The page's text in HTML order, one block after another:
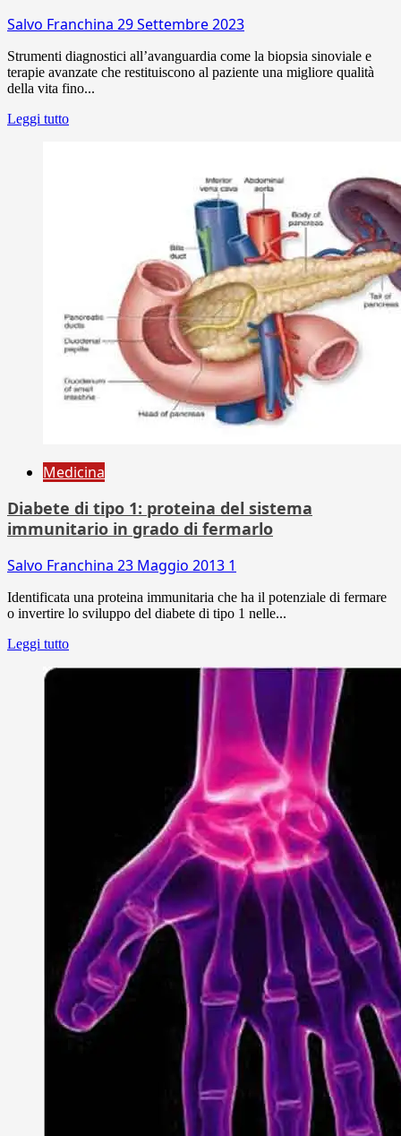
Salvo Franchina 29 Settembre 2023
Strumenti diagnostici all’avanguardia come la biopsia sinoviale e
terapie avanzate che restituiscono al paziente una migliore qualità
della vita fino...
Leggi tutto
Medicina
Diabete di tipo 1: proteina del sistema
immunitario in grado di fermarlo
Salvo Franchina 23 Maggio 2013 1
Identificata una proteina immunitaria che ha il potenziale di fermare
o invertire lo sviluppo del diabete di tipo 1 nelle...
Leggi tutto